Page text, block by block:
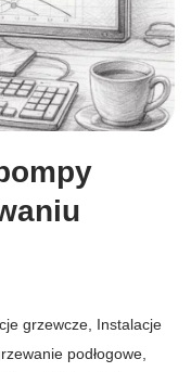
grzewcze Instalacje
podłogowe